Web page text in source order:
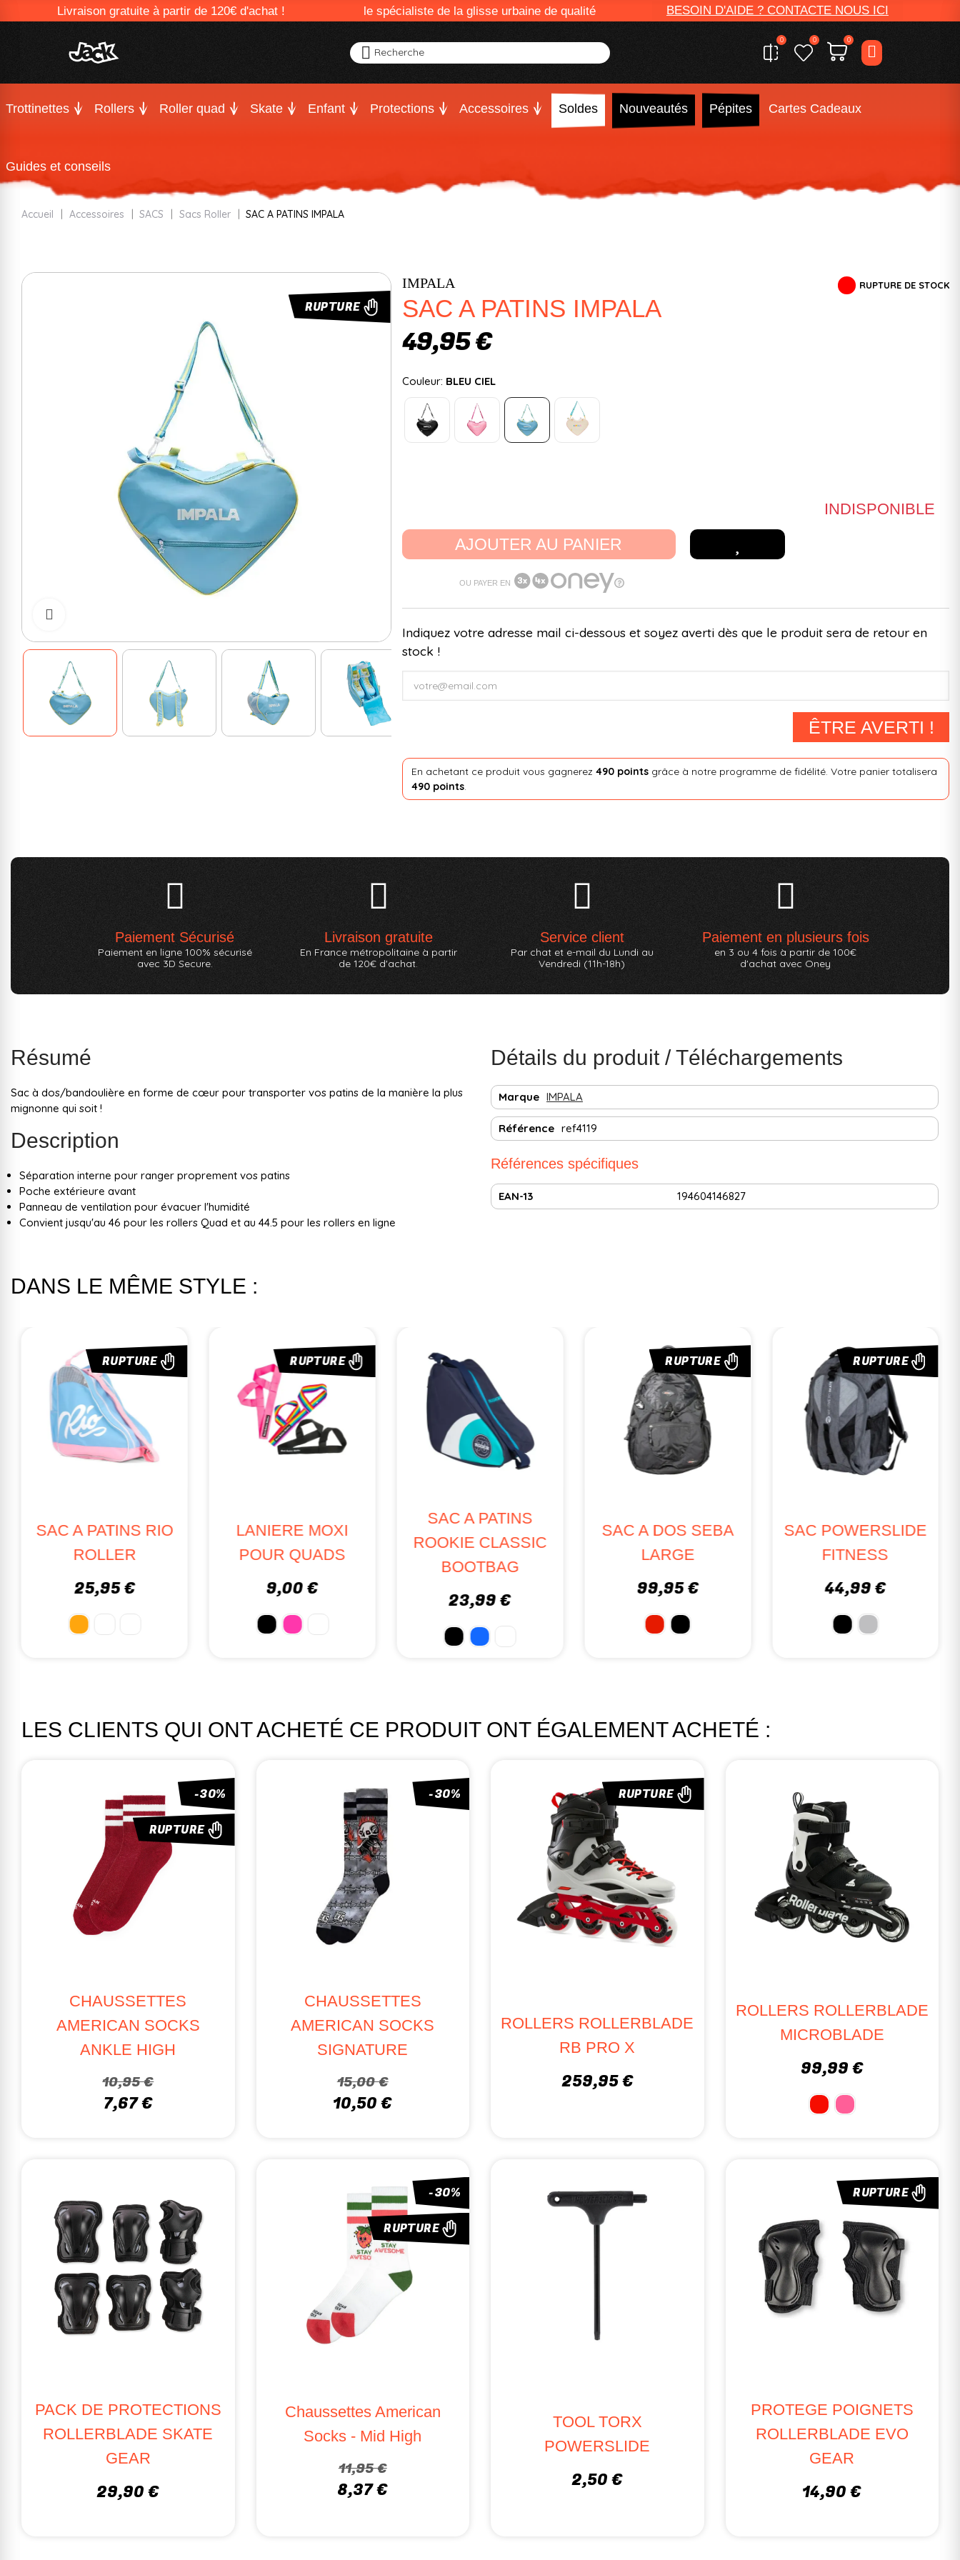
Livraison gratuite à partir de 120€ d'achat ! le spécialiste de la glisse urbaine de qualité BESOIN D'AIDE ? CONTACTE NOUS ICI
Recherche
0 0 0
Trottinettes Rollers Roller quad Skate Enfant Protections Accessoires Soldes Nouveautés Pépites Cartes Cadeaux
Guides et conseils
Accueil Accessoires SACS Sacs Roller SAC A PATINS IMPALA
RUPTURE
RUPTURE DE STOCK
IMPALA
SAC A PATINS IMPALA
49,95 €
Couleur: BLEU CIEL
INDISPONIBLE
AJOUTER AU PANIER
OU PAYER EN
Indiquez votre adresse mail ci-dessous et soyez averti dès que le produit sera de retour en
stock !
ÊTRE AVERTI !
En achetant ce produit vous gagnerez 490 points grâce à notre programme de fidélité. Votre panier totalisera
490 points.
Paiement Sécurisé
Paiement en ligne 100% sécurisé
avec 3D Secure.
Livraison gratuite
En France métropolitaine à partir
de 120€ d'achat.
Service client
Par chat et e-mail du Lundi au
Vendredi (11h-18h)
Paiement en plusieurs fois
en 3 ou 4 fois à partir de 100€
d'achat avec Oney
Résumé
Sac à dos/bandoulière en forme de cœur pour transporter vos patins de la manière la plus
mignonne qui soit !
Description
Séparation interne pour ranger proprement vos patins
Poche extérieure avant
Panneau de ventilation pour évacuer l'humidité
Convient jusqu'au 46 pour les rollers Quad et au 44.5 pour les rollers en ligne
Détails du produit / Téléchargements
Marque IMPALA
Référence ref4119
Références spécifiques
EAN-13 194604146827
DANS LE MÊME STYLE :
RUPTURE
LANIERE MOXI
POUR QUADS
9,00 €
BOOTBAG
23,99 €
RUPTURE
99,95 €
RUPTURE
SAC POWERSLIDE
FITNESS
44,99 €
RUPTURE
COMMUTER ECO
89,99 €
LES CLIENTS QUI ONT ACHETÉ CE PRODUIT ONT ÉGALEMENT ACHETÉ :
-30%
RUPTURE
CHAUSSETTES
AMERICAN SOCKS
ANKLE HIGH
10,95 €
7,67 €
-30%
CHAUSSETTES
AMERICAN SOCKS
SIGNATURE
15,00 €
10,50 €
RUPTURE
ROLLERS ROLLERBLADE
RB PRO X
259,95 €
ROLLERS ROLLERBLADE
MICROBLADE
99,99 €
PACK DE PROTECTIONS
ROLLERBLADE SKATE
GEAR
29,90 €
-30%
RUPTURE
Chaussettes American
Socks - Mid High
11,95 €
8,37 €
TOOL TORX
POWERSLIDE
2,50 €
RUPTURE
PROTEGE POIGNETS
ROLLERBLADE EVO
GEAR
14,90 €